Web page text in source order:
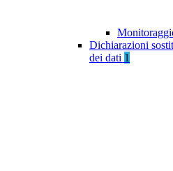
Dichiarazioni
dei dati 1